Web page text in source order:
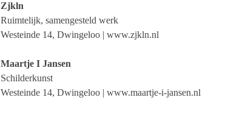
Zjkln
Ruimtelijk, samengesteld werk
Westeinde 14, Dwingeloo | www.zjkln.nl
Maartje I Jansen
Schilderkunst
Westeinde 14, Dwingeloo | www.maartje-i-jansen.nl